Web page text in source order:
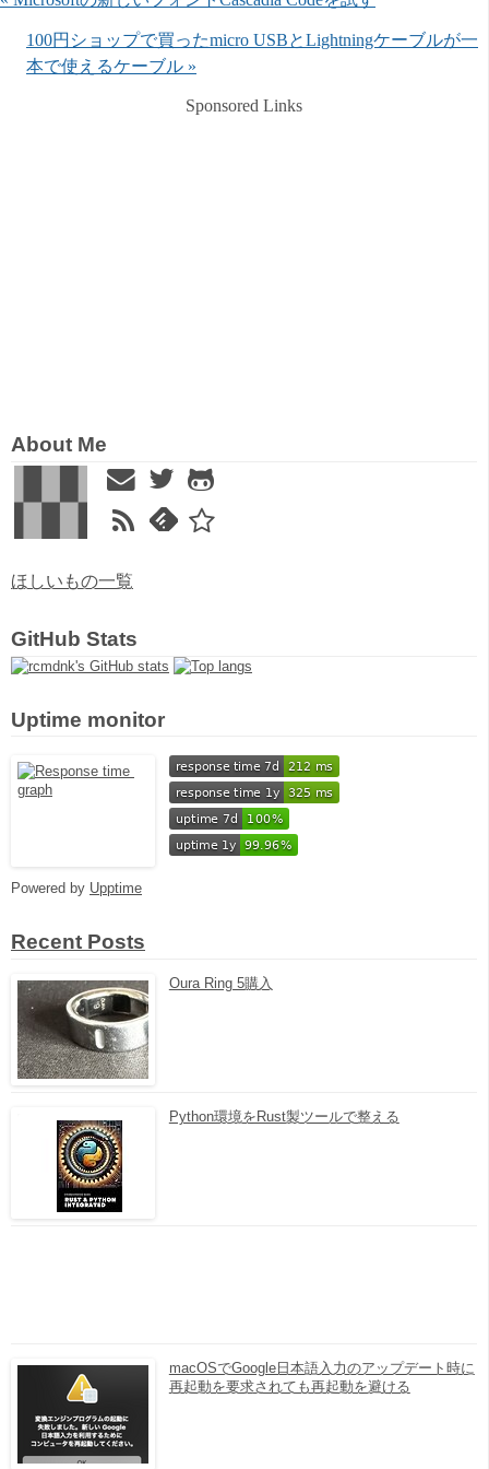
100円ショップで買ったmicro USBとLightningケーブルが一
本で使えるケーブル »
Sponsored Links
About Me
ほしいもの一覧
GitHub Stats
Uptime monitor
Powered by Upptime
Recent Posts
Oura Ring 5購入
Python環境をRust製ツールで整える
macOSでGoogle日本語入力のアップデート時に
再起動を要求されても再起動を避ける